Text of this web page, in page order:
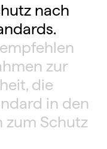
nach
zur
die
in den
zum Schutz